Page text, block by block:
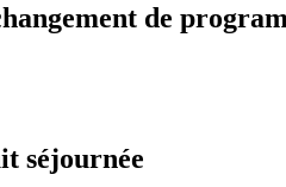
de
séjournée